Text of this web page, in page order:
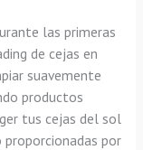
las primeras
de cejas en
suavemente
productos
tus cejas del sol
proporcionadas por